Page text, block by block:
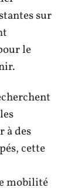
sur
le
à des
cette
mobilité